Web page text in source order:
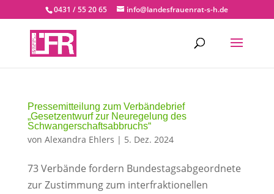
0431 / 55 20 65 info@landesfrauenrat-s-h.de
Pressemitteilung zum Verbändebrief
„Gesetzentwurf zur Neuregelung des
Schwangerschaftsabbruchs“
von Alexandra Ehlers | 5. Dez. 2024
73 Verbände fordern Bundestagsabgeordnete
zur Zustimmung zum interfraktionellen